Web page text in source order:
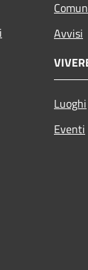
Avvisi
Luoghi
Eventi